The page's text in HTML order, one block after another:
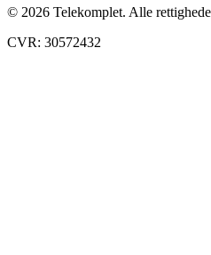
© 2026 Telekomplet. Alle
CVR: 30572432